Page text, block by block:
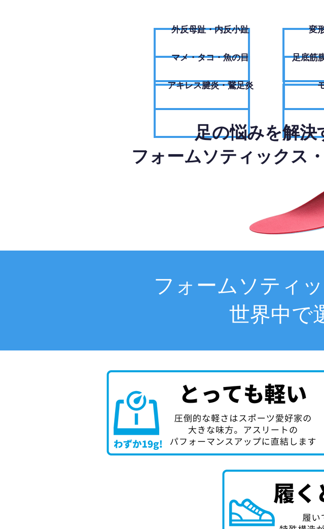
外反母趾・内反小趾
​マメ・タコ・魚の目
アキレス腱炎・鵞足炎
変
足底筋
足の悩みを解決
フォームソティックス
フォームソティ
世界中で